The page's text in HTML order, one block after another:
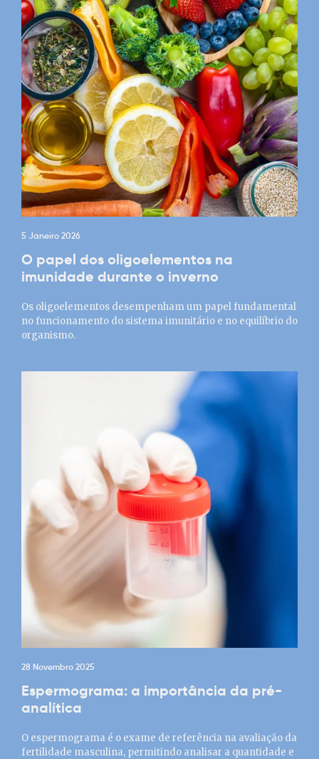
5 Janeiro 2026
O papel dos oligoelementos na
imunidade durante o inverno
Os oligoelementos desempenham um papel fundamental
no funcionamento do sistema imunitário e no equilíbrio do
organismo.
28 Novembro 2025
Espermograma: a importância da pré-
analítica
O espermograma é o exame de referência na avaliação da
fertilidade masculina, permitindo analisar a quantidade e